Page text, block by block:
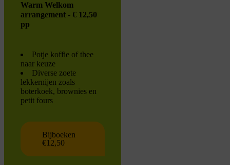
Warm Welkom
arrangement - € 12,50
pp
Potje koffie of thee
naar keuze
Diverse zoete
lekkernijen zoals
boterkoek, brownies en
petit fours
Bijboeken
€12,50